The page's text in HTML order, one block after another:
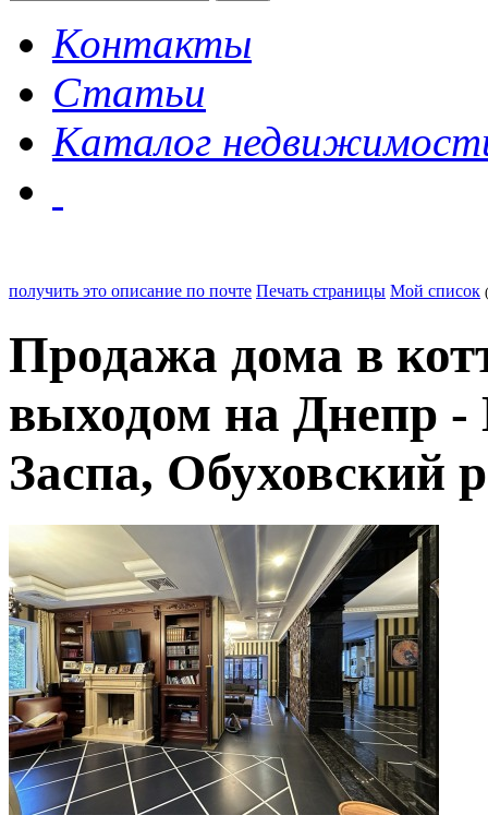
Контакты
Статьи
Каталог
получить это описание по почте Печать страницы Мой список
Продажа дома в
выходом на Днепр -
Заспа, Обуховский